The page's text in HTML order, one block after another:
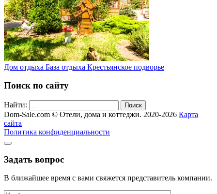
Дом отдыха База отдыха Крестьянское подворье
Поиск по сайту
Найти: Поиск
Dom-Sale.com © Отели, дома и коттеджи. 2020-2026 Карта
сайта
Политика конфиденциальности
Задать вопрос
В ближайшее время с вами свяжется представитель компании.